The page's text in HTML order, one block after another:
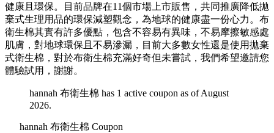
健康且環保。目前品牌在11個市場上市販售，共同推廣降低拋
棄式生理用品的環保減塑觀念，為地球的健康盡一份心力。布
衛生棉其實有許多優點，包含不容易有異味，不易摩擦敏感處
肌膚，對地球環保且不易滲漏，目前大多數女性還是使用拋棄
式衛生棉，對於布衛生棉充滿好奇但未嘗試，我們希望邀請您
體驗試用，謝謝。
hannah 布衛生棉 has 1 active coupon as of August
2026.
hannah 布衛生棉 Coupon